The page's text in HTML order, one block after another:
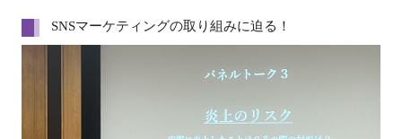
SNSマーケティングの取り組みに迫る！